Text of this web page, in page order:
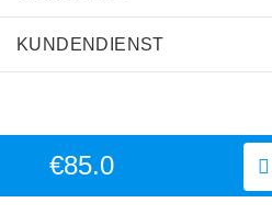
€85.0
KUNDENDIENST